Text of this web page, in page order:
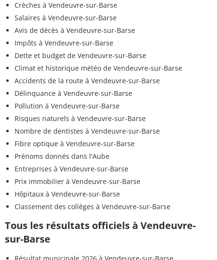
Crèches à Vendeuvre-sur-Barse
Salaires à Vendeuvre-sur-Barse
Avis de décès à Vendeuvre-sur-Barse
Impôts à Vendeuvre-sur-Barse
Dette et budget de Vendeuvre-sur-Barse
Climat et historique météo de Vendeuvre-sur-Barse
Accidents de la route à Vendeuvre-sur-Barse
Délinquance à Vendeuvre-sur-Barse
Pollution à Vendeuvre-sur-Barse
Risques naturels à Vendeuvre-sur-Barse
Nombre de dentistes à Vendeuvre-sur-Barse
Fibre optique à Vendeuvre-sur-Barse
Prénoms donnés dans l'Aube
Entreprises à Vendeuvre-sur-Barse
Prix immobilier à Vendeuvre-sur-Barse
Hôpitaux à Vendeuvre-sur-Barse
Classement des collèges à Vendeuvre-sur-Barse
Tous les résultats officiels à Vendeuvre-
sur-Barse